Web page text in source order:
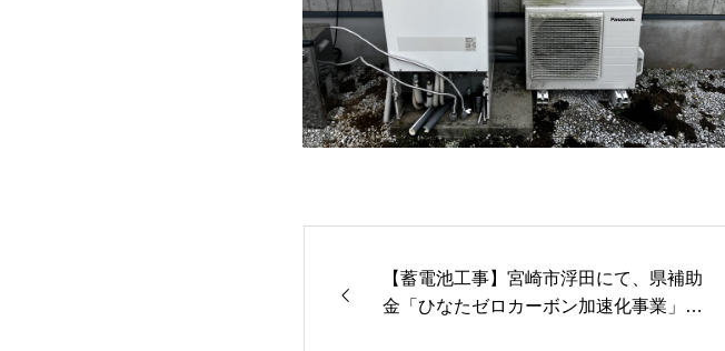
【蓄電池工事】宮崎市浮田にて、県補助
金「ひなたゼロカーボン加速化事業」を